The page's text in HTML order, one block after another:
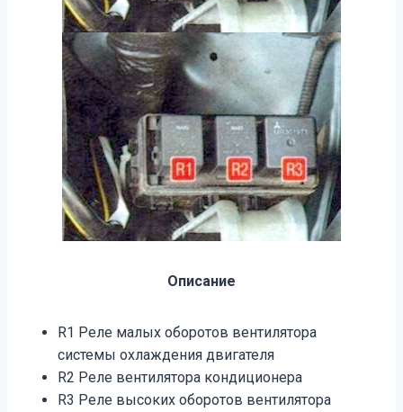
Описание
R1 Реле малых оборотов вентилятора
системы охлаждения двигателя
R2 Реле вентилятора кондиционера
R3 Реле высоких оборотов вентилятора